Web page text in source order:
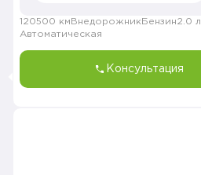
120500 км Внедорожник Бензин2.0 л.
Автоматическая
Консультация